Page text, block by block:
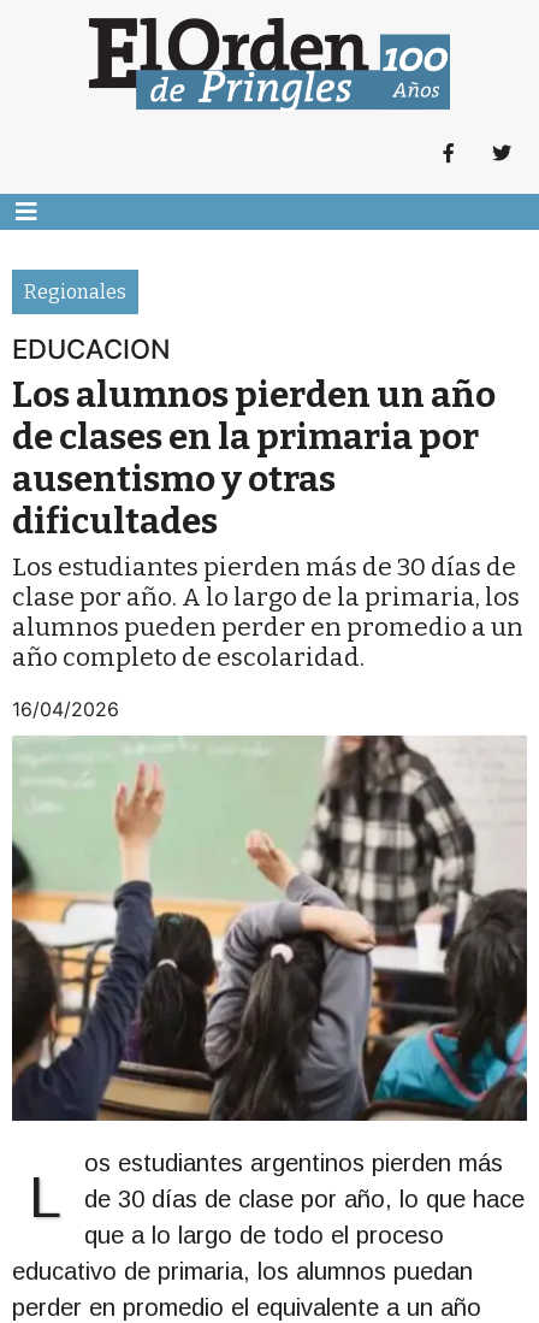
Regionales
EDUCACION
Los alumnos pierden un año
de clases en la primaria por
ausentismo y otras
dificultades
Los estudiantes pierden más de 30 días de
clase por año. A lo largo de la primaria, los
alumnos pueden perder en promedio a un
año completo de escolaridad.
16/04/2026
L
os estudiantes argentinos pierden más
de 30 días de clase por año, lo que hace
que a lo largo de todo el proceso
educativo de primaria, los alumnos puedan
perder en promedio el equivalente a un año